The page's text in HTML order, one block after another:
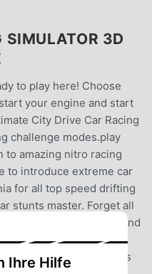
SIMULATOR 3D
to play here! Choose
your engine and start
City Drive Car Racing
challenge modes.play
to amazing nitro racing
to introduce extreme car
for all top speed drifting
stunts master. Forget all
your drift car speed and
driver. Feed your
drifting adventure. This
Ihre Hilfe